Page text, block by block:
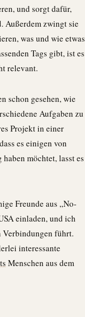
und sorgt dafür,
Außerdem zwingt sie
was und wie etwas
Tags gibt, ist es
relevant.
schon gesehen, wie
Aufgaben zu
Projekt in einer
es einigen von
möchtet, lasst es
Freunde aus „No-
einladen, und ich
Verbindungen führt.
interessante
Menschen aus dem